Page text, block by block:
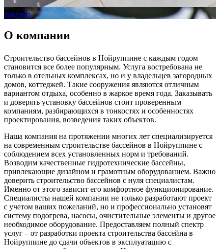
Заказать
О компании
Строительство бассейнов в Нойруппине с каждым годом
становится все более популярным. Услуга востребована не
только в отельных комплексах, но и у владельцев загородных
домов, коттеджей. Такие сооружения являются отличным
вариантом отдыха, особенно в жаркое время года. Заказывать
и доверять установку бассейнов стоит проверенным
компаниям, разбирающихся в тонкостях и особенностях
проектирования, возведения таких объектов.
Наша компания на протяжении многих лет специализируется
на современным строительстве бассейнов в Нойруппине с
соблюдением всех установленных норм и требований.
Возводим качественные гидротехнические бассейны,
привлекающие дизайном и грамотным оборудованием. Важно
доверить строительство бассейнов с нуля специалистам.
Именно от этого зависит его комфортное функционирование.
Специалисты нашей компании не только разработают проект
с учетом ваших пожеланий, но и профессионально установят
систему подогрева, насосы, очистительные элементы и другое
необходимое оборудование. Предоставляем полный спектр
услуг – от разработки проекта строительства бассейна в
Нойруппине до сдачи объектов в эксплуатацию с